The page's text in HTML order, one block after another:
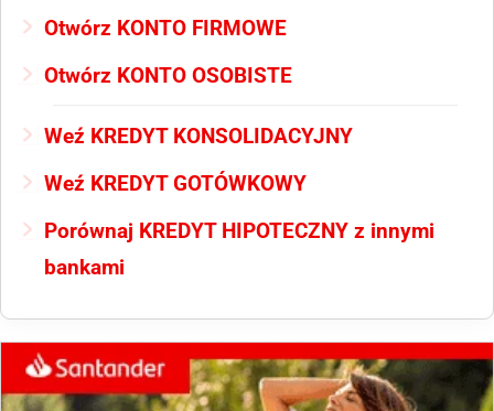
Otwórz KONTO FIRMOWE
Otwórz KONTO OSOBISTE
Weź KREDYT KONSOLIDACYJNY
Weź KREDYT GOTÓWKOWY
Porównaj KREDYT HIPOTECZNY z innymi
bankami